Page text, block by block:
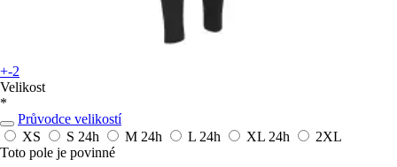
+-2
Velikost
*
Průvodce velikostí
XS
S 24h M 24h L 24h XL 24h
2XL
Toto pole je povinné